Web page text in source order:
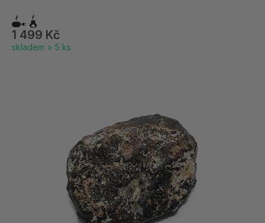
1 499 Kč
skladem > 5 ks